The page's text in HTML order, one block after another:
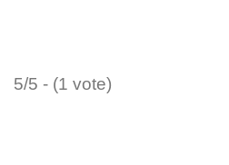
5/5 - (1 vote)